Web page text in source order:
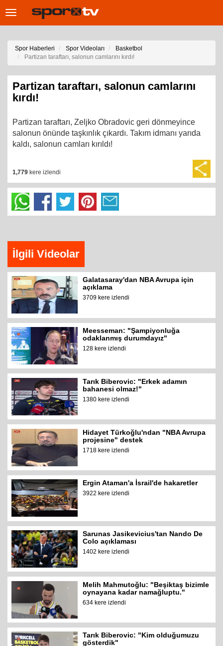
Toggle
Spor Haberleri Spor Videoları
Basketbol
Partizan taraftarı, salonun camlarını kırdı!
Partizan taraftarı, salonun camlarını
kırdı!
Partizan taraftarı, Zeljko Obradovic geri dönmeyince
salonun önünde taşkınlık çıkardı. Takım idmanı yarıda
kaldı, salonun camları kırıldı!
1,779 kere izlendi
İlgili Videolar
Galatasaray'dan NBA Avrupa için
açıklama
3709 kere izlendi
Meesseman: "Şampiyonluğa
odaklanmış durumdayız"
128 kere izlendi
Tarık Biberovic: "Erkek adamın
bahanesi olmaz!"
1380 kere izlendi
Hidayet Türkoğlu'ndan "NBA Avrupa
projesine" destek
1718 kere izlendi
Ergin Ataman'a İsrail'de hakaretler
3922 kere izlendi
Sarunas Jasikevicius'tan Nando De
Colo açıklaması
1402 kere izlendi
Melih Mahmutoğlu: "Beşiktaş bizimle
oynayana kadar namağluptu."
634 kere izlendi
Tarık Biberovic: "Kim olduğumuzu
gösterdik"